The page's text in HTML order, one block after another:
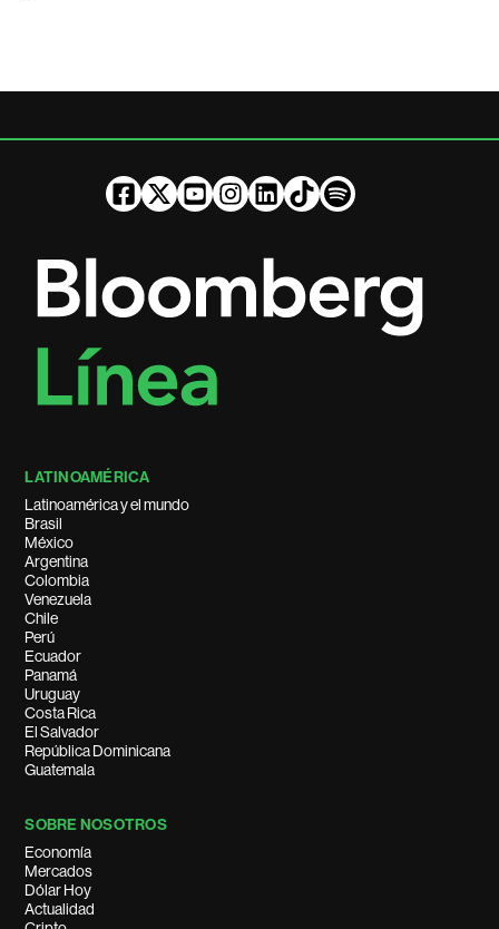
LATINOAMÉRICA
Latinoamérica y el mundo
Brasil
México
Argentina
Colombia
Venezuela
Chile
Perú
Ecuador
Panamá
Uruguay
Costa Rica
El Salvador
República Dominicana
Guatemala
SOBRE NOSOTROS
Economía
Mercados
Dólar Hoy
Actualidad